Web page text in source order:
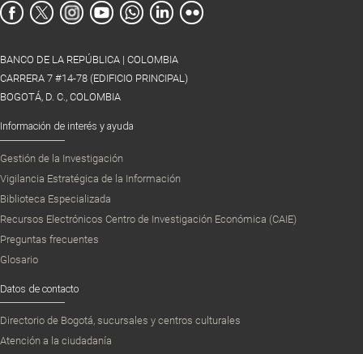
BANCO DE LA REPÚBLICA | COLOMBIA
CARRERA 7 #14-78 (EDIFICIO PRINCIPAL)
BOGOTÁ, D. C., COLOMBIA
Información de interés y ayuda
Gestión de la Investigación
Vigilancia Estratégica de la Información
Biblioteca Especializada
Recursos Electrónicos Centro de Investigación Económica (CAIE)
Preguntas frecuentes
Glosario
Datos de contacto
Directorio de Bogotá, sucursales y centros culturales
Atención a la ciudadanía